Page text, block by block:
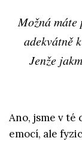
Možná
adekvátně
Jenže
Ano, jsme v
emocí, ale